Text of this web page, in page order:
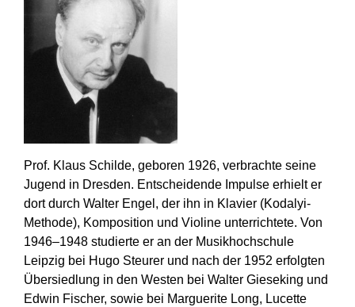
Prof. Klaus Schilde, geboren 1926, verbrachte seine
Jugend in Dresden. Entscheidende Impulse erhielt er
dort durch Walter Engel, der ihn in Klavier (Kodalyi-
Methode), Komposition und Violine unterrichtete. Von
1946–1948 studierte er an der Musikhochschule
Leipzig bei Hugo Steurer und nach der 1952 erfolgten
Übersiedlung in den Westen bei Walter Gieseking und
Edwin Fischer, sowie bei Marguerite Long, Lucette